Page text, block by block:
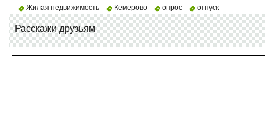
Жилая недвижимость Кемерово опрос отпуск
Расскажи друзьям